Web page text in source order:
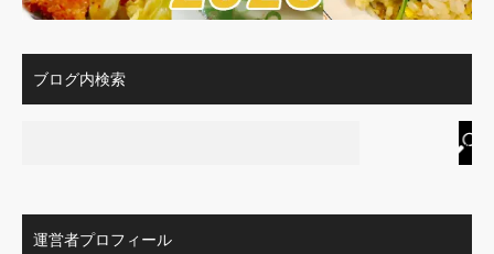
ブログ内検索
運営者プロフィール